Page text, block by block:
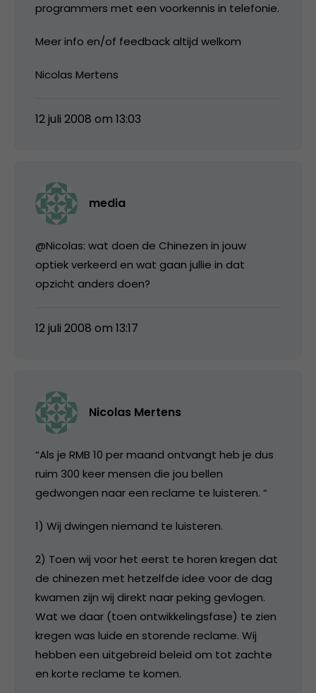
programmers met een voorkennis in telefonie.
Meer info en/of feedback altijd welkom
Nicolas Mertens
12 juli 2008 om 13:03
media
@Nicolas: wat doen de Chinezen in jouw
optiek verkeerd en wat gaan jullie in dat
opzicht anders doen?
12 juli 2008 om 13:17
Nicolas Mertens
“Als je RMB 10 per maand ontvangt heb je dus
ruim 300 keer mensen die jou bellen
gedwongen naar een reclame te luisteren. “
1) Wij dwingen niemand te luisteren.
2) Toen wij voor het eerst te horen kregen dat
de chinezen met hetzelfde idee voor de dag
kwamen zijn wij direkt naar peking gevlogen.
Wat we daar (toen ontwikkelingsfase) te zien
kregen was luide en storende reclame. Wij
hebben een uitgebreid beleid om tot zachte
en korte reclame te komen.